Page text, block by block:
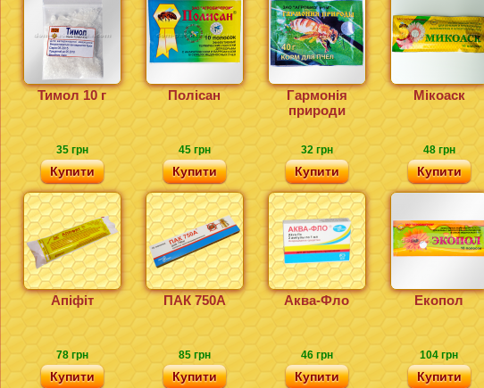
Тимол 10 г
35 грн
Купити
Полісан
45 грн
Купити
Гармонія
природи
32 грн
Купити
Мікоаск
48 грн
Купити
Апіфіт
78 грн
Купити
ПАК 750А
85 грн
Купити
Аква-Фло
46 грн
Купити
Екопол
104 грн
Купити